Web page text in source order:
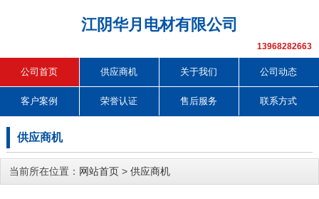
江阴华月电材有限公司
13968282663
公司首页 供应商机 关于我们 公司动态
客户案例 荣誉认证 售后服务 联系方式
供应商机
当前所在位置： 网站首页 > 供应商机